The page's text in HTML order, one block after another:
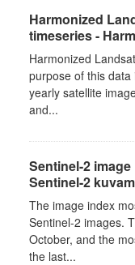
Harmonized
timeseries -
Harmonized
purpose of this
yearly satellite
and...
Sentinel-2
Sentinel-2
The image index
Sentinel-2 images.
October, and the
the last...